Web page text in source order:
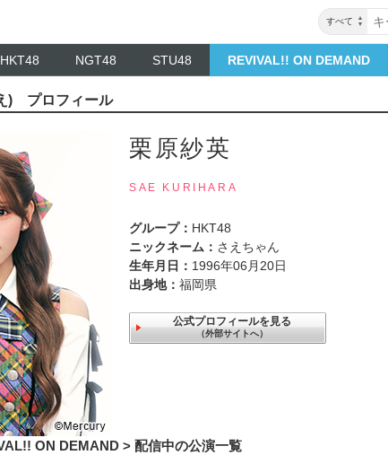
すべて
HKT48 NGT48 STU48 REVIVAL!! ON DEMAND
) プロフィール
栗原紗英
SAE KURIHARA
グループ： HKT48
ニックネーム： さえちゃん
生年月日： 1996年06月20日
出身地： 福岡県
公式プロフィールを見る
（外部サイトへ）
ON DEMAND > 配信中の公演一覧